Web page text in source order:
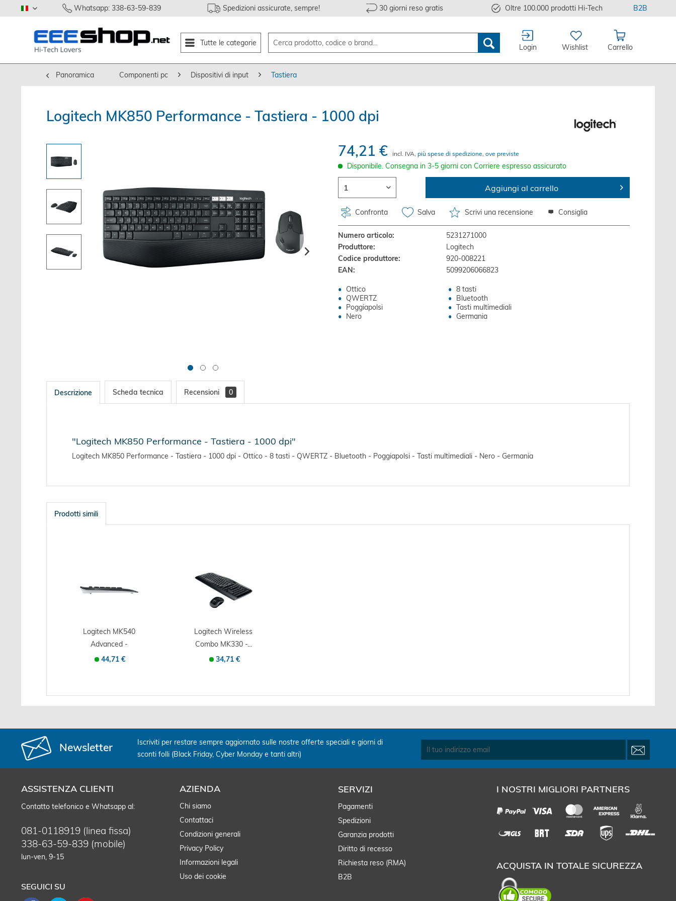
italiano Whatsapp: 338-63-59-839 Spedizioni assicurate, sempre! 30 giorni reso gratis Oltre 100.000 prodotti Hi-Tech B2B
Tutte le categorie
Login Wishlist Carrello
Panoramica Componenti pc Dispositivi di input Tastiera
Logitech MK850 Performance - Tastiera - 1000 dpi
74,21 €
incl. IVA, più spese di spedizione, ove previste
Disponibile. Consegna in 3-5 giorni con Corriere espresso assicurato
Aggiungi al carrello
Confronta Salva Scrivi una recensione Consiglia
Numero articolo:
5231271000
Produttore:
Logitech
Codice produttore:
920-008221
EAN:
5099206066823
Ottico
8 tasti
QWERTZ
Bluetooth
Poggiapolsi
Tasti multimediali
Nero
Germania
Descrizione Scheda tecnica Recensioni 0
"Logitech MK850 Performance - Tastiera - 1000 dpi"
Logitech MK850 Performance - Tastiera - 1000 dpi - Ottico - 8 tasti - QWERTZ - Bluetooth - Poggiapolsi - Tasti multimediali - Nero - Germania
Prodotti simili
Logitech MK540
Advanced -
Tastatur-und-
44,71 €
Logitech Wireless
Combo MK330 -...
34,71 €
Newsletter
Iscriviti per restare sempre aggiornato sulle nostre offerte speciali e giorni di
sconti folli (Black Friday, Cyber Monday e tanti altri)
ASSISTENZA CLIENTI
Contatto telefonico e Whatsapp al:
081-0118919 (linea fissa)
338-63-59-839 (mobile)
lun-ven, 9-15
SEGUICI SU
AZIENDA
Chi siamo
Contattaci
Condizioni generali
Privacy Policy
Informazioni legali
Uso dei cookie
SERVIZI
Pagamenti
Spedizioni
Garanzia prodotti
Diritto di recesso
Richiesta reso (RMA)
B2B
I NOSTRI MIGLIORI PARTNERS
ACQUISTA IN TOTALE SICUREZZA